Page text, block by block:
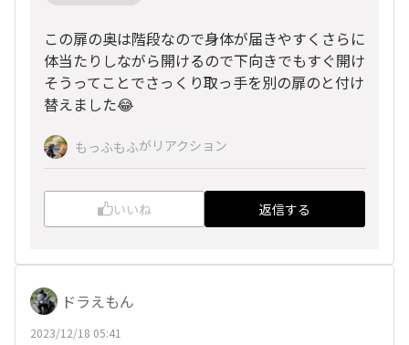
この扉の奥は階段なので身体が届きやすくさらに
体当たりしながら開けるので下向きでもすぐ開け
そうってことでさっくり取っ手を別の扉のと付け
替えました😂
もっふもふがリアクション
いいね 返信する
ドラえもん
2023/12/18 05:41